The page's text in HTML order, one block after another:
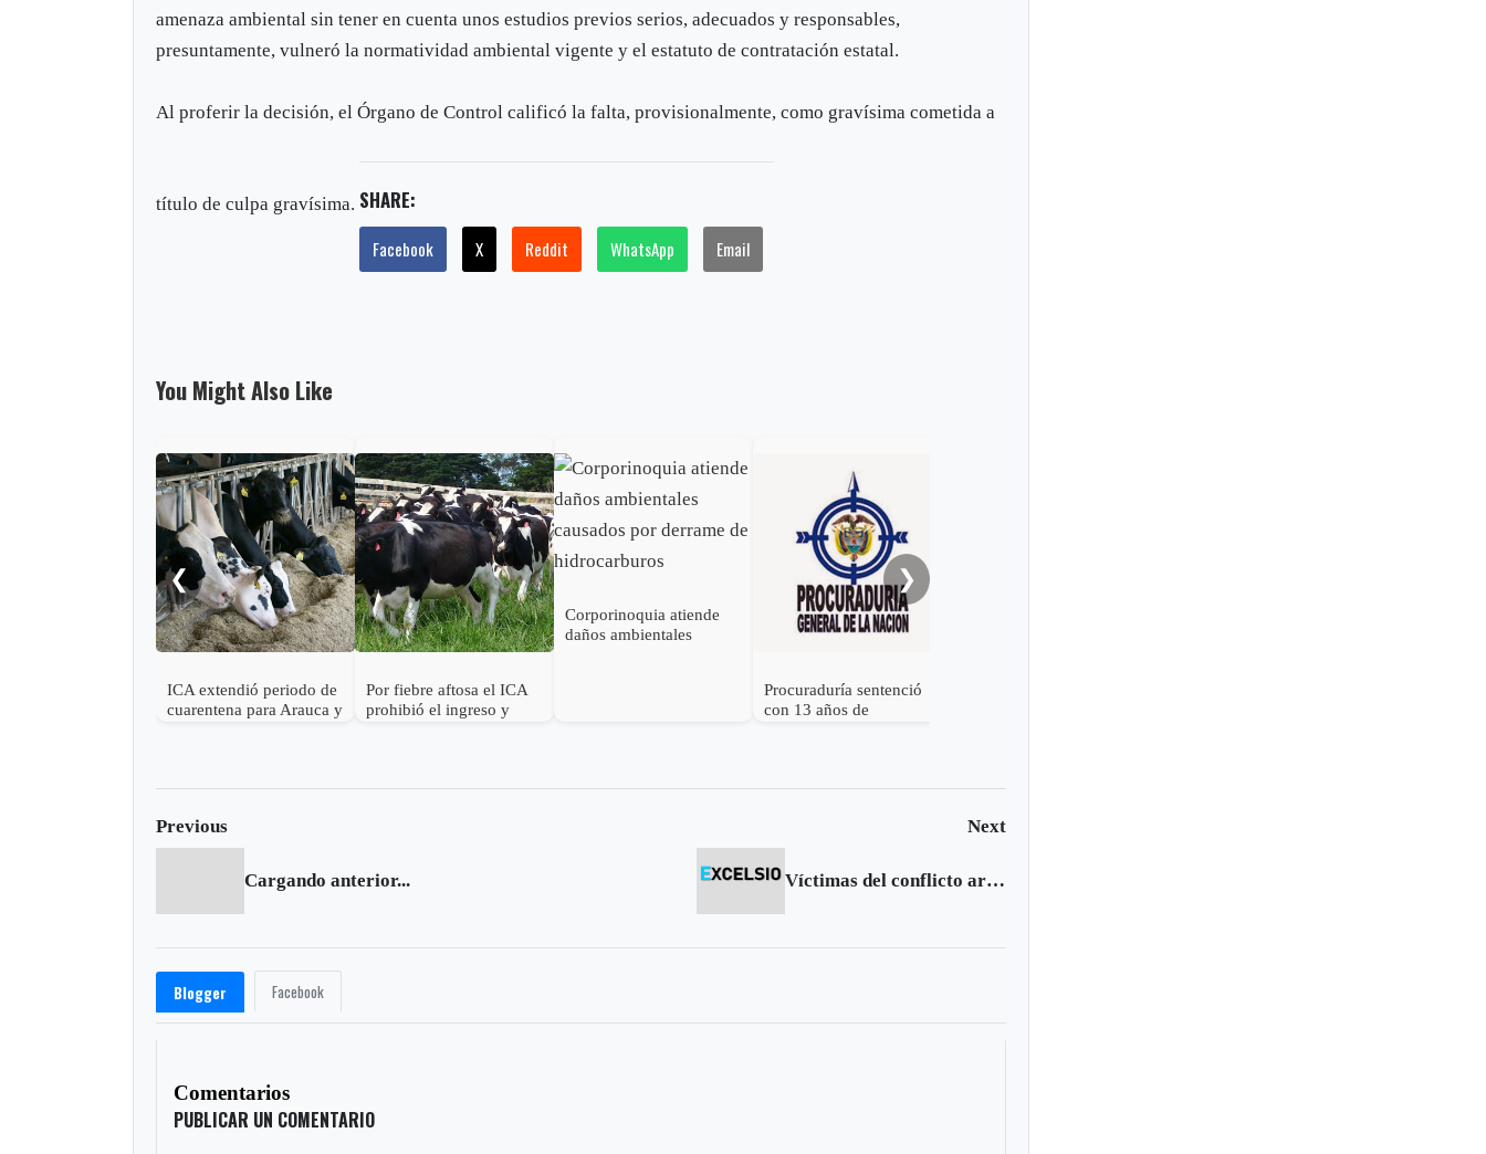
amenaza ambiental sin tener en cuenta unos estudios previos serios, adecuados y responsables,
presuntamente, vulneró la normatividad ambiental vigente y el estatuto de contratación estatal.
Al proferir la decisión, el Órgano de Control calificó la falta, provisionalmente, como gravísima cometida a
título de culpa gravísima. SHARE:
Facebook X Reddit WhatsApp Email
You Might Also Like
❮
ICA extendió periodo de
cuarentena para Arauca y
Por fiebre aftosa el ICA
prohibió el ingreso y
Corporinoquia atiende
daños ambientales
Procuraduría sentenció
con 13 años de
❯
Previous Next
Cargando anterior... Víctimas del conflicto armado se encontrarán en Puerto Boyacá
Blogger Facebook
Comentarios
PUBLICAR UN COMENTARIO